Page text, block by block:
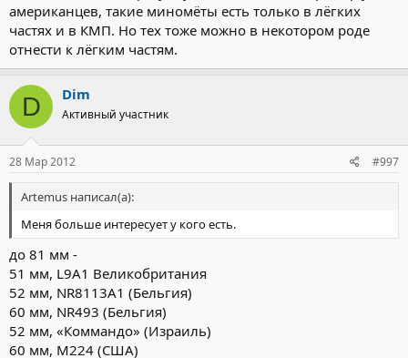
американцев, такие миномёты есть только в лёгких
частях и в КМП. Но тех тоже можно в некотором роде
отнести к лёгким частям.
D Dim
Активный участник
28 Мар 2012 #997
Artemus написал(а):
Меня больше интересует у кого есть.
до 81 мм -
51 мм, L9A1 Великобритания
52 мм, NR8113A1 (Бельгия)
60 мм, NR493 (Бельгия)
52 мм, «Коммандо» (Израиль)
60 мм, М224 (США)